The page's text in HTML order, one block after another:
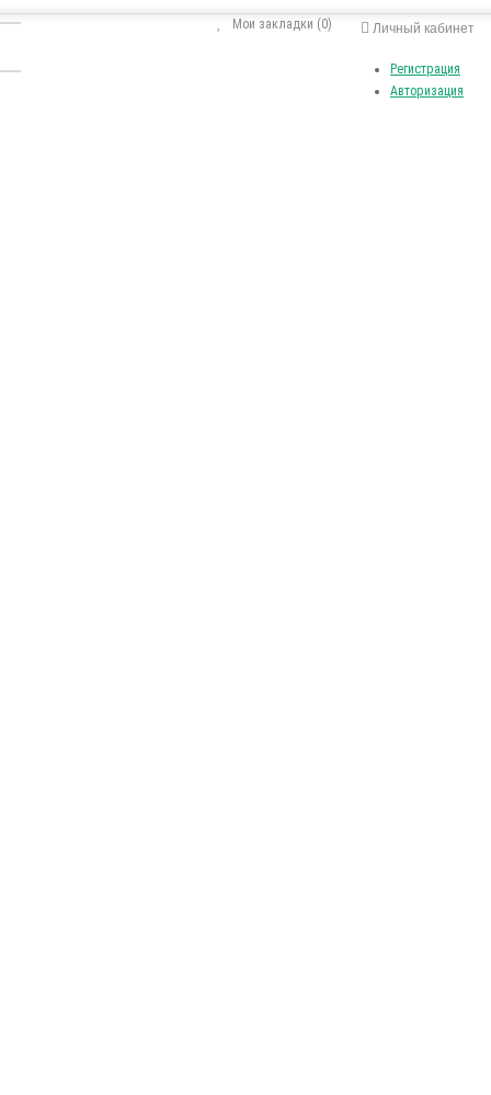
Личный кабинет
Регистрация
Авторизация
Мои закладки (0)